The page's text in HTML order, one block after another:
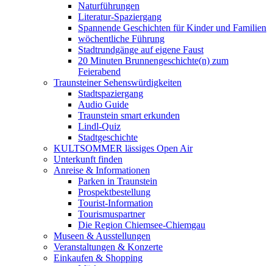
Naturführungen
Literatur-Spaziergang
Spannende Geschichten für Kinder und Familien
wöchentliche Führung
Stadtrundgänge auf eigene Faust
20 Minuten Brunnengeschichte(n) zum
Feierabend
Traunsteiner Sehenswürdigkeiten
Stadtspaziergang
Audio Guide
Traunstein smart erkunden
Lindl-Quiz
Stadtgeschichte
KULTSOMMER lässiges Open Air
Unterkunft finden
Anreise & Informationen
Parken in Traunstein
Prospektbestellung
Tourist-Information
Tourismuspartner
Die Region Chiemsee-Chiemgau
Museen & Ausstellungen
Veranstaltungen & Konzerte
Einkaufen & Shopping